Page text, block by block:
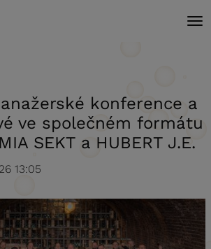
konference a
ve společném formátu
SEKT a HUBERT J.E.
13:05